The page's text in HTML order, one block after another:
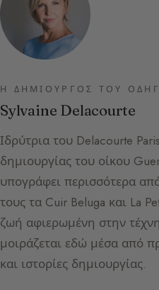
Η ΔΗΜΙΟΥΡΓΌΣ ΤΟΥ
Sylvaine Delacourte
Ιδρύτρια του Delacourte
δημιουργίας του οίκου
υπογράφει περισσότερα
τους τα Cuir Beluga και La
ζωή αφιερωμένη στην
μοιράζεται εδώ μέσα από
και ιστορίες δημιουργίας.